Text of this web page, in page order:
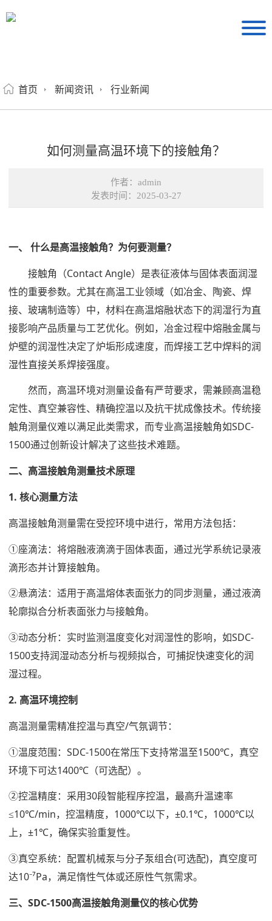
首页 新闻资讯 行业新闻
如何测量高温环境下的接触角？
作者：admin
发表时间：2025-03-27
一、 什么是高温接触角？为何要测量？
接触角（Contact Angle）是表征液体与固体表面润湿
性的重要参数。尤其在高温工业领域（如冶金、陶瓷、焊
接、玻璃制造等）中，材料在高温熔融状态下的润湿行为直
接影响产品质量与工艺优化。例如，冶金过程中熔融金属与
炉壁的润湿性决定了炉垢形成速度，而焊接工艺中焊料的润
湿性直接关系焊接强度。
然而，高温环境对测量设备有严苛要求，需兼顾高温稳
定性、真空兼容性、精确控温以及抗干扰成像技术。传统接
触角测量仪难以满足此类需求，而专业高温接触角如SDC-
1500通过创新设计解决了这些技术难题。
二、高温接触角测量技术原理
1. 核心测量方法
高温接触角测量需在受控环境中进行，常用方法包括：
①座滴法：将熔融液滴滴于固体表面，通过光学系统记录液
滴形态并计算接触角。
②悬滴法：适用于高温熔体表面张力的同步测量，通过液滴
轮廓拟合分析表面张力与接触角。
③动态分析：实时监测温度变化对润湿性的影响，如SDC-
1500支持润湿动态分析与视频拟合，可捕捉快速变化的润
湿过程。
2. 高温环境控制
高温测量需精准控温与真空/气氛调节：
①温度范围：SDC-1500在常压下支持常温至1500℃，真空
环境下可达1400℃（可选配）。
②控温精度：采用30段智能程序控温，最高升温速率
≤10℃/min，控温精度，1000℃以下，±0.1℃，1000℃以
上，±1℃，确保实验重复性。
③真空系统：配置机械泵与分子泵组合(可选配)，真空度可
达10⁻⁷Pa，满足惰性气体或还原性气氛需求。
三、SDC-1500高温接触角测量仪的核心优势